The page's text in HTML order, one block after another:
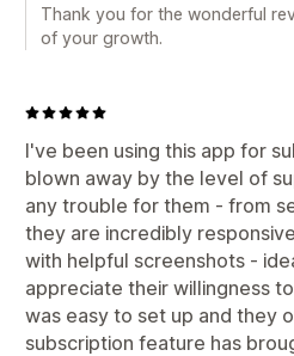
Thank you for the wonderful
of your growth.
I've been using this app for
blown away by the level of
any trouble for them - from
they are incredibly
with helpful screenshots -
appreciate their willingness
was easy to set up and they
subscription feature has